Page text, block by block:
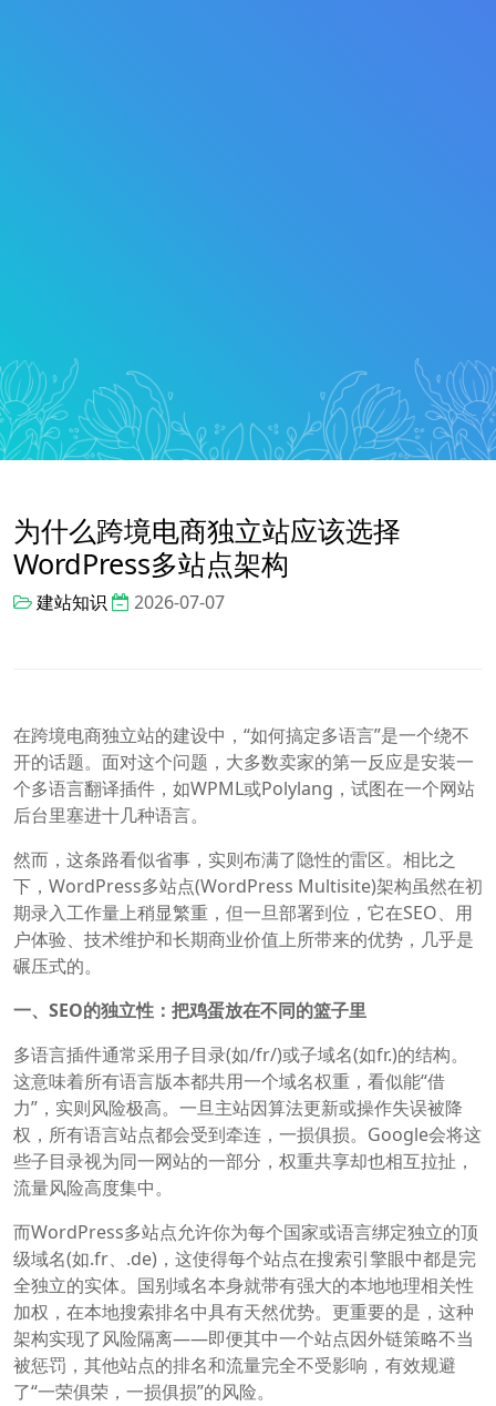
为什么跨境电商独立站应该选择
WordPress多站点架构
建站知识 2026-07-07
在跨境电商独立站的建设中，“如何搞定多语言”是一个绕不
开的话题。面对这个问题，大多数卖家的第一反应是安装一
个多语言翻译插件，如WPML或Polylang，试图在一个网站
后台里塞进十几种语言。
然而，这条路看似省事，实则布满了隐性的雷区。相比之
下，WordPress多站点(WordPress Multisite)架构虽然在初
期录入工作量上稍显繁重，但一旦部署到位，它在SEO、用
户体验、技术维护和长期商业价值上所带来的优势，几乎是
碾压式的。
一、SEO的独立性：把鸡蛋放在不同的篮子里
多语言插件通常采用子目录(如/fr/)或子域名(如fr.)的结构。
这意味着所有语言版本都共用一个域名权重，看似能“借
力”，实则风险极高。一旦主站因算法更新或操作失误被降
权，所有语言站点都会受到牵连，一损俱损。Google会将这
些子目录视为同一网站的一部分，权重共享却也相互拉扯，
流量风险高度集中。
而WordPress多站点允许你为每个国家或语言绑定独立的顶
级域名(如.fr、.de)，这使得每个站点在搜索引擎眼中都是完
全独立的实体。国别域名本身就带有强大的本地地理相关性
加权，在本地搜索排名中具有天然优势。更重要的是，这种
架构实现了风险隔离——即便其中一个站点因外链策略不当
被惩罚，其他站点的排名和流量完全不受影响，有效规避
了“一荣俱荣，一损俱损”的风险。